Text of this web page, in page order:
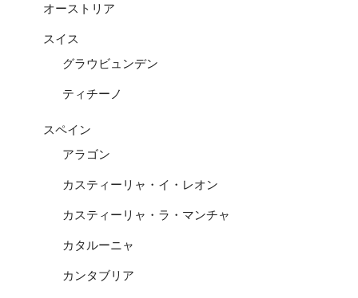
オーストリア
スイス
グラウビュンデン
ティチーノ
スペイン
アラゴン
カスティーリャ・イ・レオン
カスティーリャ・ラ・マンチャ
カタルーニャ
カンタブリア